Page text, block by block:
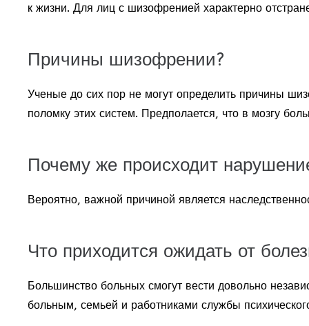
к жизни. Для лиц с шизофренией характерно
Причины шизофрении?
Ученые до сих пор не могут определить причины
поломку этих систем. Предполается, что в мозгу
Почему же происходит
Вероятно, важной причиной является
Что приходится ожидать от
Большинство больных смогут вести довольно
больным, семьей и работниками службы